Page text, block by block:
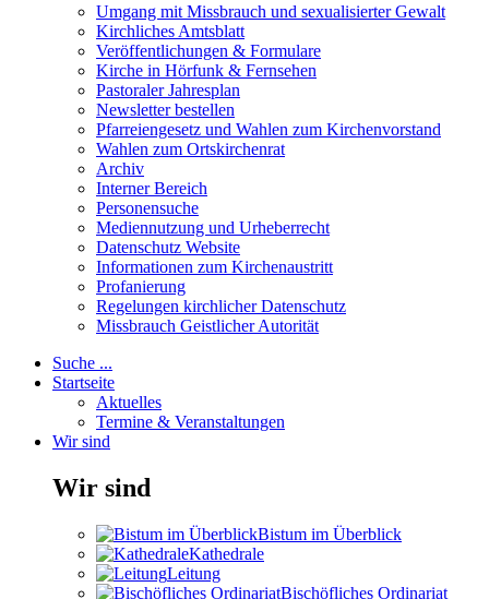
Umgang mit Missbrauch und sexualisierter Gewalt
Kirchliches Amtsblatt
Veröffentlichungen & Formulare
Kirche in Hörfunk & Fernsehen
Pastoraler Jahresplan
Newsletter bestellen
Pfarreiengesetz und Wahlen zum Kirchenvorstand
Wahlen zum Ortskirchenrat
Archiv
Interner Bereich
Personensuche
Mediennutzung und Urheberrecht
Datenschutz Website
Informationen zum Kirchenaustritt
Profanierung
Regelungen kirchlicher Datenschutz
Missbrauch Geistlicher Autorität
Suche ...
Startseite
Aktuelles
Termine & Veranstaltungen
Wir sind
Wir sind
Bistum im Überblick
Kathedrale
Leitung
Bischöfliches Ordinariat